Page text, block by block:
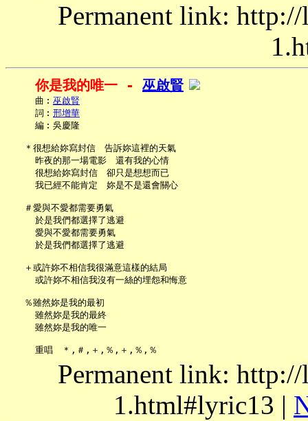
Permanent link:
你是我的唯一 - 巫啟賢
     曲︰
巫啟賢
     詞︰
邢增華
     編︰吳慶隆
   ＊很想給妳寫封信　告訴妳這裡的天氣
     昨夜的那一場電影　還有我的心情
     很想給妳寫封信　卻只是想想而已
     我已經不能肯定　妳是不是還會關心
   ＃愛與不愛都需要勇氣
     於是我們都選擇了逃避
     愛與不愛都需要勇氣
     於是我們都選擇了逃避
   ＋或許妳不相信我很滿意這樣的結局
     或許妳不相信我沒有一絲的埋怨和悔意
   ％雖然妳是我的最初
     雖然妳是我的最終
     雖然妳是我的唯一
Permanent link:
1.html#lyric13 |